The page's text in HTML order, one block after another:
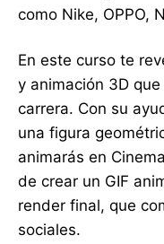
como Nike, OPPO,
En este curso te
y animación 3D
carrera. Con su
una figura
animarás en
de crear un GIF
render final, que
sociales.